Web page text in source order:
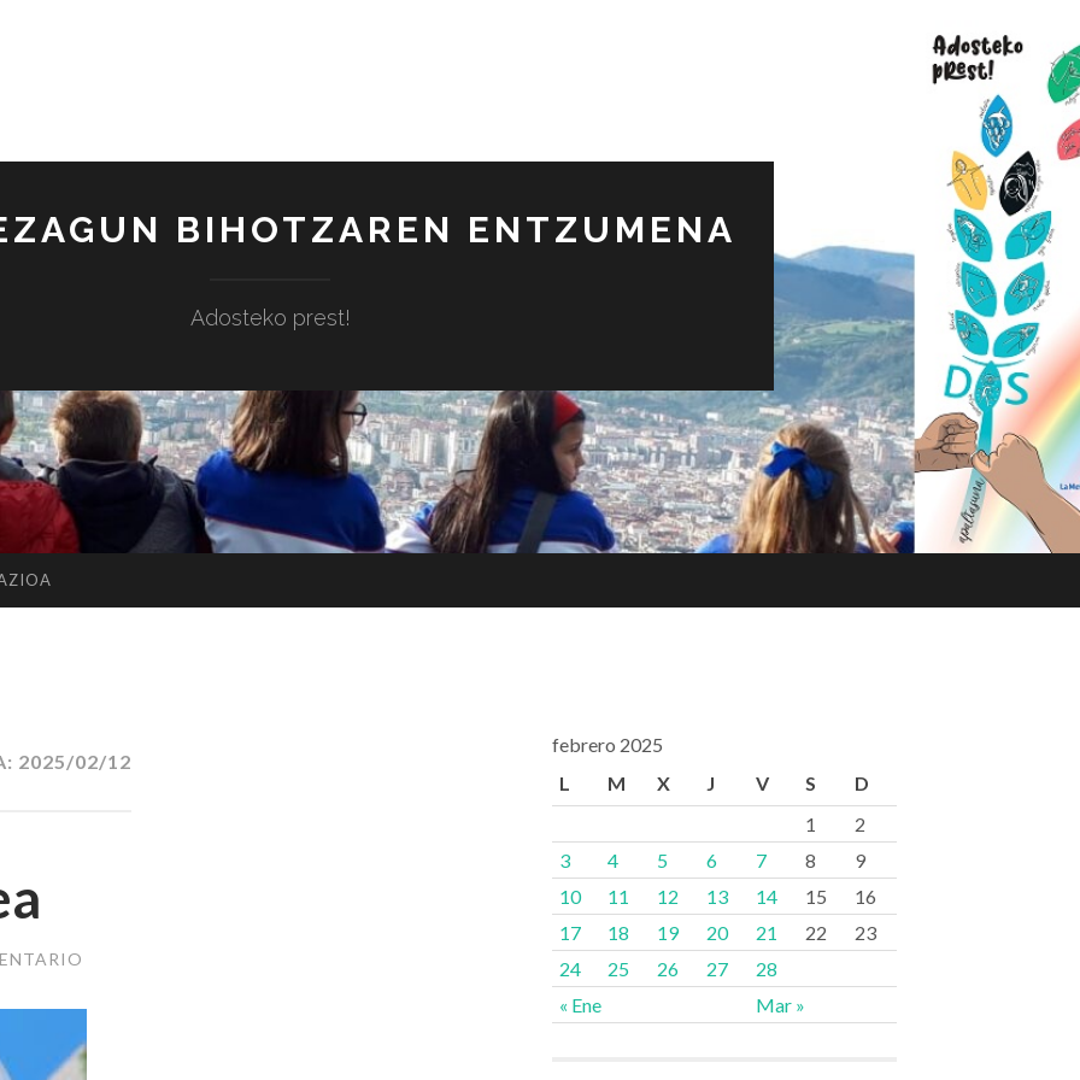
BIHOTZAREN ENTZUMENA
Adosteko prest!
2025/02/12
febrero 2025
L
M X J V S D
« Ene Mar »
1
2
3
4 5 6 7 8
9
10
11 12 13 14 15
16
17
18 19 20 21 22
23
24
25 26 27 28